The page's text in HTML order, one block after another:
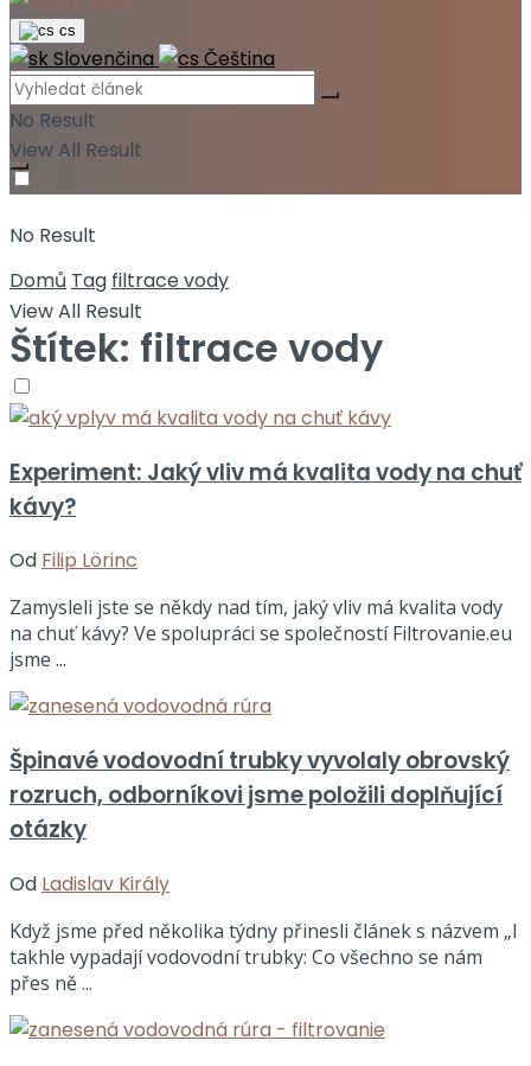
No Result
View All Result
cs
Slovenčina Čeština
No Result
View All Result
Domů Tag filtrace vody
Štítek: filtrace vody
Experiment: Jaký vliv má kvalita vody na chuť
kávy?
Od Filip Lörinc
Zamysleli jste se někdy nad tím, jaký vliv má kvalita vody
na chuť kávy? Ve spolupráci se společností Filtrovanie.eu
jsme ...
Špinavé vodovodní trubky vyvolaly obrovský
rozruch, odborníkovi jsme položili doplňující
otázky
Od Ladislav Király
Když jsme před několika týdny přinesli článek s názvem „I
takhle vypadají vodovodní trubky: Co všechno se nám
přes ně ...